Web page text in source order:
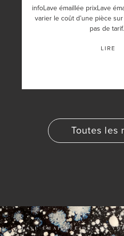
infoLave émaillée prixLave
varier le coût d’une pièce
pas de
LIRE
Toutes les
LAVE ÉMAILLÉE DE NOS